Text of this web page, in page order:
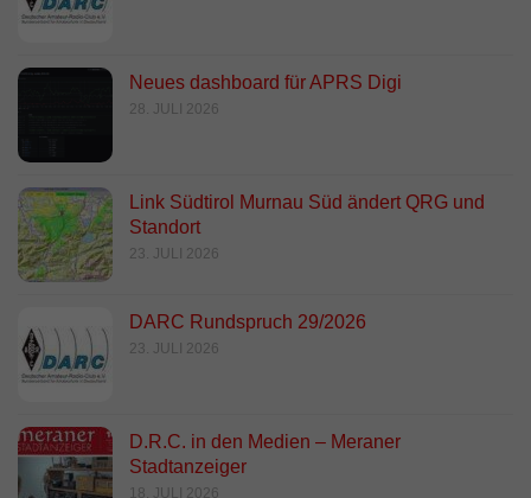
Neues dashboard für APRS Digi
28. JULI 2026
Link Südtirol Murnau Süd ändert QRG und
Standort
23. JULI 2026
DARC Rundspruch 29/2026
23. JULI 2026
D.R.C. in den Medien – Meraner
Stadtanzeiger
18. JULI 2026